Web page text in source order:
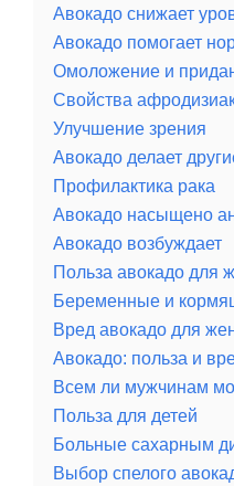
Авокадо снижает
Авокадо помогает
Омоложение и
Свойства
Улучшение зрения
Авокадо делает
Профилактика рака
Авокадо насыщено
Авокадо возбуждает
Польза авокадо для
Беременные и
Вред авокадо для
Авокадо: польза и
Всем ли мужчинам
Польза для детей
Больные сахарным
Выбор спелого